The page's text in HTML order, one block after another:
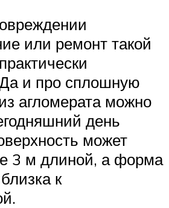
или ремонт такой
и про сплошную
агломерата можно
день
может
3 м длиной, а форма
к